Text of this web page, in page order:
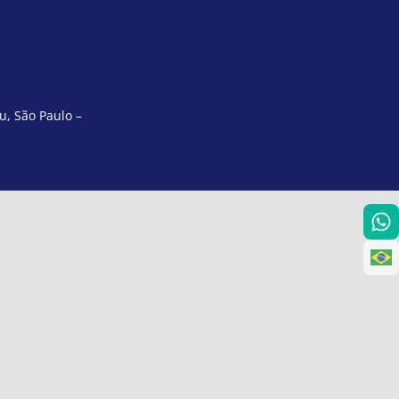
São Paulo –